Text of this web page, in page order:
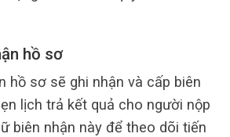
hồ sơ
hồ sơ sẽ ghi nhận và cấp biên
lịch trả kết quả cho người nộp
biên nhận này để theo dõi tiến